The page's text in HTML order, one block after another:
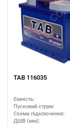
TAB 116035
Ємність:
Пусковий струм:
Схема підключення:
ДШВ (мм):